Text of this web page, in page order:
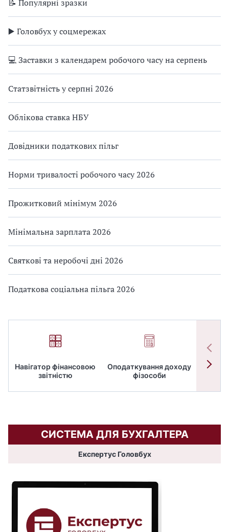
📝 Популярні зразки
▶️ Головбух у соцмережах
💻 Заставки з календарем робочого часу на серпень
Статзвітність у серпні 2026
Облікова ставка НБУ
Довідники податкових пільг
Норми тривалості робочого часу 2026
Прожитковий мінімум 2026
Мінімальна зарплата 2026
Святкові та неробочі дні 2026
Податкова соціальна пільга 2026
Навігатор фінансовою
звітністю
Оподаткування доходу
фізособи
СИСТЕМА ДЛЯ БУХГАЛТЕРА
Експертус Головбух